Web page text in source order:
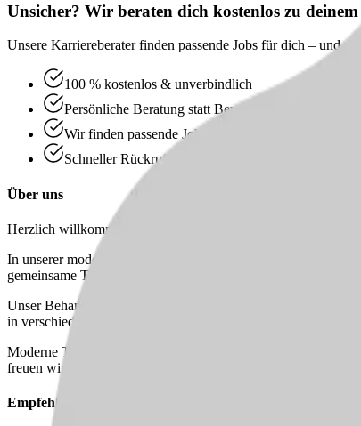
Unsicher? Wir beraten dich kostenlos zu
Unsere Karriereberater finden passende Jobs für dich – und
100 % kostenlos & unverbindlich
Persönliche Beratung statt Bewerbungsstress
Wir finden passende Jobs für dich
Schneller Rückruf
Über uns
Herzlich willkommen im
In unserer modern und digital ausgestatteten Praxis
gemeinsame Teamaktivitäten, wie unsere Weihnachtsfeier,
Unser Behandlungsspektrum reicht von der allgemeinen
in verschiedenen Fachbereichen tätig zu sein und Dein Wissen
Moderne Technik und großzügige Behandlungsräume
freuen wir uns darauf, Dich kennenzulernen.
Empfehle diesen